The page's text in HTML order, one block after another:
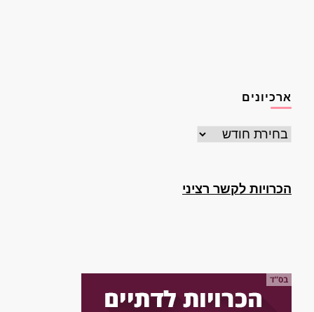
ארכיונים
ארכיונים
הכרויות לקשר רציני